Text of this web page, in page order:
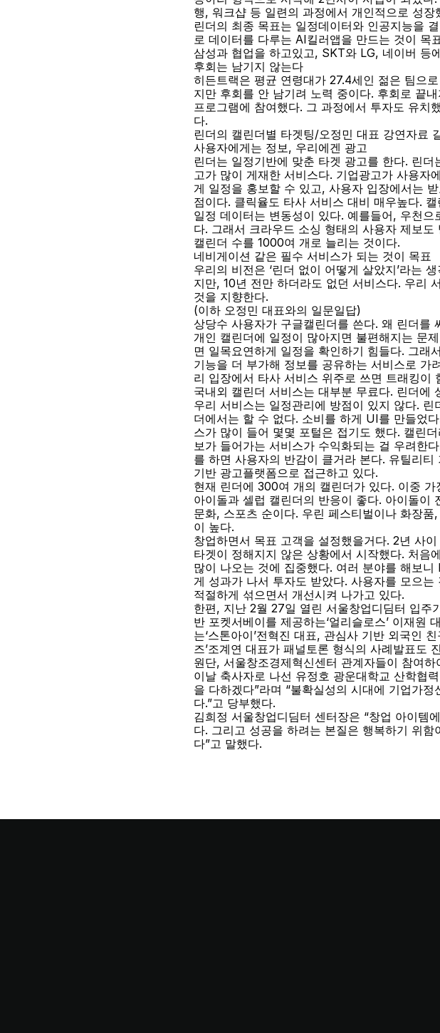
행, 워크샵 등 일련의 과정에서 개인적으로 성장
린더의 최종 목표는 일정데이터와 인공지능을
로 데이터를 다루는 AI킬러앱을 만드는 것이 목
삼성과 협업을 하고있고, SKT와 LG, 네이버 등
후회는 남기지 않는다
히든트랙은 평균 연령대가 27.4세인 젊은 팀으
지만 후회를 안 남기려 노력 중이다. 후회로 끝
프로그램에 참여했다. 그 과정에서 투자도 유치
다.
린더의 캘린더별 타겟팅/오정민 대표 강연자료
사용자에게는 정보, 우리에겐 광고
린더는 일정기반에 맞춘 타겟 광고를 한다. 린
고가 많이 게재한 서비스다. 기업광고가 사용자
게 일정을 홍보할 수 있고, 사용자 입장에서는
점이다. 클릭율도 타사 서비스 대비 매우높다.
일정 데이터는 변동성이 있다. 예를들어, 우천
다. 그래서 크라우드 소싱 형태의 사용자 제보
캘린더 수를 1000여 개로 늘리는 것이다.
네비게이션 같은 필수 서비스가 되는 것이 목표
우리의 비전은 ‘린더 없이 어떻게 살았지’라는
지만, 10년 전만 하더라도 없던 서비스다. 우리
것을 지향한다.
(이하 오정민 대표와의 일문일답)
상당수 사용자가 구글캘린더를 쓴다. 왜 린더를
개인 캘린더에 일정이 많아지면 불편해지는 문
면 일목요연하게 일정을 확인하기 힘들다. 그
기능을 더 부가해 정보를 공유하는 서비스로 가
리 입장에서 타사 서비스 위주로 쓰면 트래킹이
국내외 캘린더 서비스는 대부분 무료다. 린더에
우리 서비스는 일정관리에 방점이 있지 않다.
더에서는 할 수 없다. 소비를 하게 UI를 만들었
스가 많이 들어 몇몇 포털은 접기도 했다. 캘린
보가 들어가는 서비스가 수익화되는 걸 우려한
를 하면 사용자의 반감이 클거라 본다. 유틸리
기반 광고플랫폼으로 접근하고 있다.
현재 린더에 300여 개의 캘린더가 있다. 이중
아이돌과 셀럽 캘린더의 반응이 좋다. 아이돌
문화, 스포츠 순이다. 우린 페스티벌이나 화장
이 높다.
창업하면서 목표 고객을 설정했을거다. 2년 사
타겟이 정해지지 않은 상황에서 시작했다. 처음
많이 나오는 것에 집중했다. 여러 분야를 해보
게 성과가 나서 투자도 받았다. 사용자를 모으
적절하게 섞으면서 개선시켜 나가고 있다.
한편, 지난 2월 27일 열린 서울창업디딤터 입주
반 포켓서베이를 제공하는‘얼리슬로스’ 이재
는‘스톤아이’전혁진 대표, 관심사 기반 외국인
즈’조계연 대표가 패널토론 형식의 사례발표도
원단, 서울창조경제혁신센터 관계자들이 참여
이날 축사자로 나선 유정호 광운대학교 산학협
을 다하겠다”라며 “불확실성의 시대에 기업가
다.”고 당부했다.
김희정 서울창업디딤터 센터장은 “창업 아이템
다. 그리고 성공을 하려는 본질은 행복하기 위
다”고 말했다.